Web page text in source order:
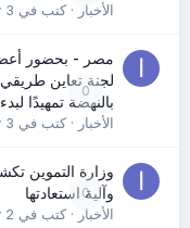
الأخبار· كتب في 3
0
مصر - بحضور
لجنة تعاين
بالنهضة تمهيدًا
الأخبار· كتب في 3
0
وزارة التموين
وآلية استعادتها
الأخبار· كتب في 2